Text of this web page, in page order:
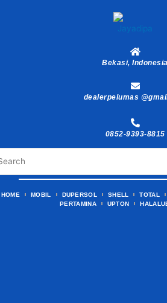
Bekasi, Indonesia
dealerpelumas
0852-9393-8815
HOME MOBIL DUPERSOL SHELL TOTAL
PERTAMINA
UPTON